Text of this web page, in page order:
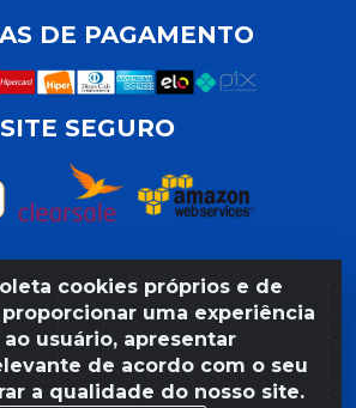
cookies próprios e de
uma experiência
usuário, apresentar
de acordo com o seu
a qualidade do nosso site.
DE PAGAMENTO
SITE SEGURO
Coral LTDA - Rua da Praia,
- Recife/PE - CEP 50020-550 -
11.623.188/0027-80